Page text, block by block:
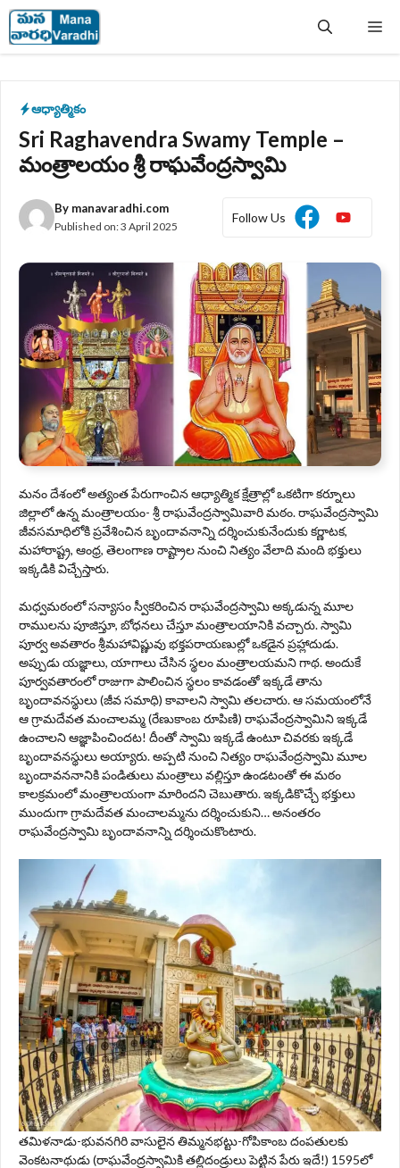
Skip
to
content
ఆధ్యాత్మికం
Sri Raghavendra Swamy Temple –
మంత్రాలయం శ్రీ రాఘవేంద్రస్వామి
By manavaradhi.com
Published on:3 April 2025
Follow Us
మనం దేశంలో అత్యంత పేరుగాంచిన ఆధ్యాత్మిక క్షేత్రాల్లో ఒకటిగా కర్నూలు
జిల్లాలో ఉన్న మంత్రాలయం- శ్రీ రాఘవేంద్రస్వామివారి మఠం. రాఘవేంద్రస్వామి
జీవసమాధిలోకి ప్రవేశించిన బృందావనాన్ని దర్శించుకునేందుకు కర్ణాటక,
మహారాష్ట్ర, ఆంధ్ర, తెలంగాణ రాష్ట్రాల నుంచి నిత్యం వేలాది మంది భక్తులు
ఇక్కడికి విచ్చేస్తారు.
మధ్వమఠంలో సన్యాసం స్వీకరించిన రాఘవేంద్రస్వామి అక్కడున్న మూల
రాములను పూజిస్తూ, బోధనలు చేస్తూ మంత్రాలయానికి వచ్చారు. స్వామి
పూర్వ అవతారం శ్రీమహావిష్ణువు భక్తపరాయణుల్లో ఒకడైన ప్రహ్లాదుడు.
అప్పుడు యజ్ఞాలు, యాగాలు చేసిన స్థలం మంత్రాలయమని గాథ. అందుకే
పూర్వవతారంలో రాజుగా పాలించిన స్థలం కావడంతో ఇక్కడే తాను
బృందావనస్థులు (జీవ సమాధి) కావాలని స్వామి తలచారు. ఆ సమయంలోనే
ఆ గ్రామదేవత మంచాలమ్మ (రేణుకాంబ రూపిణి) రాఘవేంద్రస్వామిని ఇక్కడే
ఉంచాలని ఆజ్ఞాపించిందట! దీంతో స్వామి ఇక్కడే ఉంటూ చివరకు ఇక్కడే
బృందావనస్థులు అయ్యారు. అప్పటి నుంచి నిత్యం రాఘవేంద్రస్వామి మూల
బృందావననానికి పండితులు మంత్రాలు వల్లిస్తూ ఉండటంతో ఈ మఠం
కాలక్రమంలో మంత్రాలయంగా మారిందని చెబుతారు. ఇక్కడికొచ్చే భక్తులు
ముందుగా గ్రామదేవత మంచాలమ్మను దర్శించుకుని… అనంతరం
రాఘవేంద్రస్వామి బృందావనాన్ని దర్శించుకొంటారు.
తమిళనాడు-భువనగిరి వాసులైన తిమ్మనభట్టు-గోపికాంబ దంపతులకు
వెంకటనాథుడు (రాఘవేంద్రస్వామికి తల్లిదండ్రులు పెట్టిన పేరు ఇదే!) 1595లో